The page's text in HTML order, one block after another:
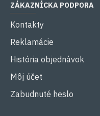
ZÁKAZNÍCKA PODPORA
Kontakty
Reklamácie
História objednávok
Môj účet
Zabudnuté heslo